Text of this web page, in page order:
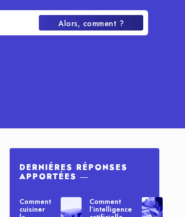
Alors, comment ?
DERNIÉRES RÉPONSES
APPORTÉES ―
Comment
cuisiner
Comment
l’intelligence